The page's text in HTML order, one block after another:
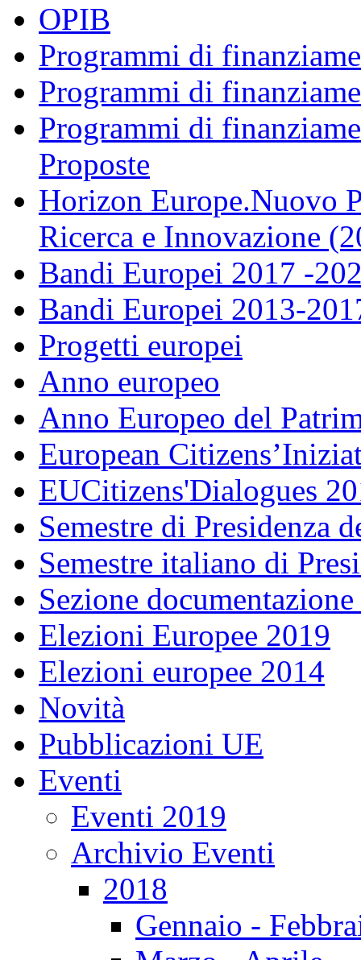
OPIB
Programmi di
Programmi di
Programmi di
Proposte
Horizon Europe.Nuovo
Ricerca e Innovazione
Bandi Europei 2017 -
Bandi Europei 2013-
Progetti europei
Anno europeo
Anno Europeo del
European
EUCitizens'Dialogues
Semestre di Presidenza
Semestre italiano di
Sezione
Elezioni Europee 2019
Elezioni europee 2014
Novità
Pubblicazioni UE
Eventi
Eventi 2019
Archivio Eventi
2018
Gennaio -